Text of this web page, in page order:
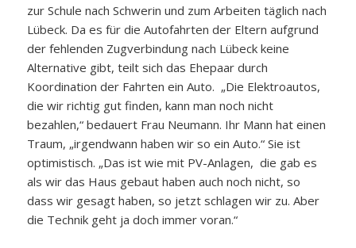
zur Schule nach Schwerin und zum Arbeiten täglich nach
Lübeck. Da es für die Autofahrten der Eltern aufgrund
der fehlenden Zugverbindung nach Lübeck keine
Alternative gibt, teilt sich das Ehepaar durch
Koordination der Fahrten ein Auto. „Die Elektroautos,
die wir richtig gut finden, kann man noch nicht
bezahlen,“ bedauert Frau Neumann. Ihr Mann hat einen
Traum, „irgendwann haben wir so ein Auto.“ Sie ist
optimistisch. „Das ist wie mit PV-Anlagen, die gab es
als wir das Haus gebaut haben auch noch nicht, so
dass wir gesagt haben, so jetzt schlagen wir zu. Aber
die Technik geht ja doch immer voran.“